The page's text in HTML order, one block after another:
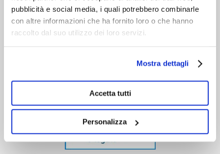
pubblicità e social media, i quali potrebbero combinarle
con altre informazioni che ha fornito loro o che hanno
raccolto dal suo utilizzo dei loro servizi.
Mostra dettagli
Accetta tutti
Personalizza